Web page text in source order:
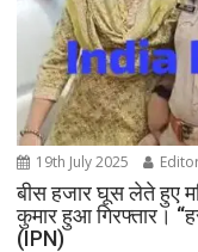
19th July 2025
बीस हजार घूस लेते हुए
कुमार हुआ गिरफ्तार।
(IPN)